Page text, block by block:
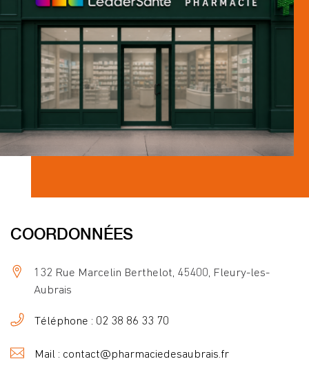
COORDONNÉES
132 Rue Marcelin Berthelot, 45400, Fleury-les-
Aubrais
Téléphone : 02 38 86 33 70
Mail : contact@pharmaciedesaubrais.fr